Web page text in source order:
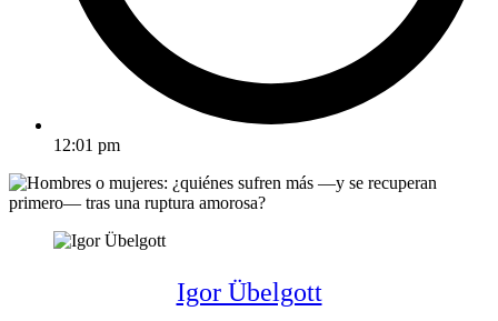
12:01 pm
Igor Übelgott